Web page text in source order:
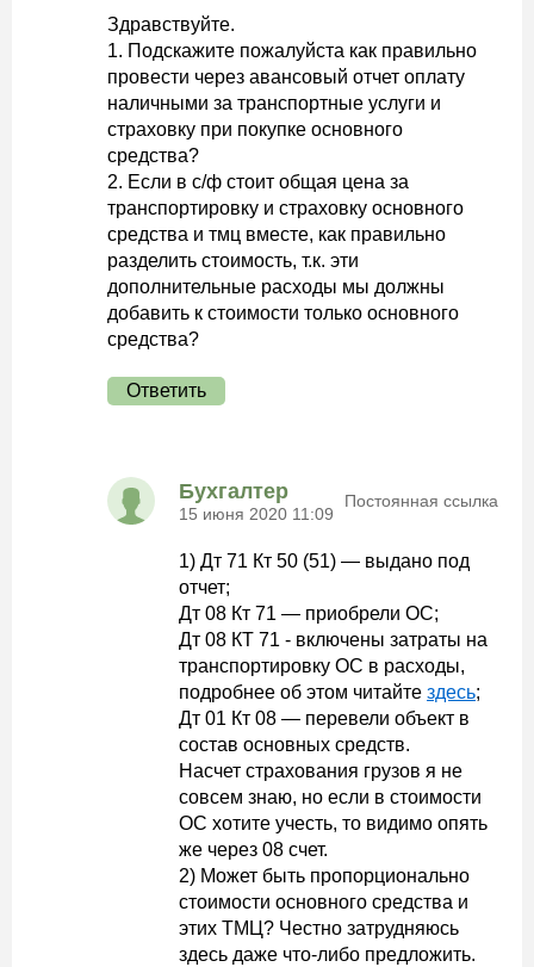
Здравствуйте.
1. Подскажите пожалуйста как правильно
провести через авансовый отчет оплату
наличными за транспортные услуги и
страховку при покупке основного
средства?
2. Если в с/ф стоит общая цена за
транспортировку и страховку основного
средства и тмц вместе, как правильно
разделить стоимость, т.к. эти
дополнительные расходы мы должны
добавить к стоимости только основного
средства?
Ответить
Бухгалтер
15 июня 2020 11:09
Постоянная ссылка
1) Дт 71 Кт 50 (51) — выдано под
отчет;
Дт 08 Кт 71 — приобрели ОС;
Дт 08 КТ 71 - включены затраты на
транспортировку ОС в расходы,
подробнее об этом читайте здесь;
Дт 01 Кт 08 — перевели объект в
состав основных средств.
Насчет страхования грузов я не
совсем знаю, но если в стоимости
ОС хотите учесть, то видимо опять
же через 08 счет.
2) Может быть пропорционально
стоимости основного средства и
этих ТМЦ? Честно затрудняюсь
здесь даже что-либо предложить.